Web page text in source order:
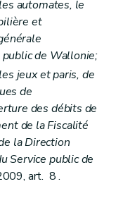
automates, le
et
de Wallonie;
jeux et paris, de
de
des débits de
de la Fiscalité
la Direction
Service public de
art. 8 .